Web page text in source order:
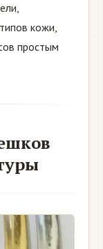
кожи,
простым